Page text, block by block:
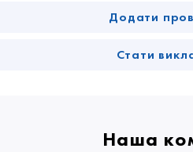
Додати
Стати
Наша